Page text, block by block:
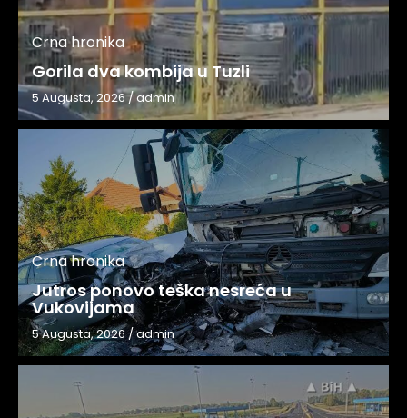
Crna hronika
Gorila dva kombija u Tuzli
5 Augusta, 2026/admin
Crna hronika
Jutros ponovo teška nesreća u
Vukovijama
5 Augusta, 2026/admin